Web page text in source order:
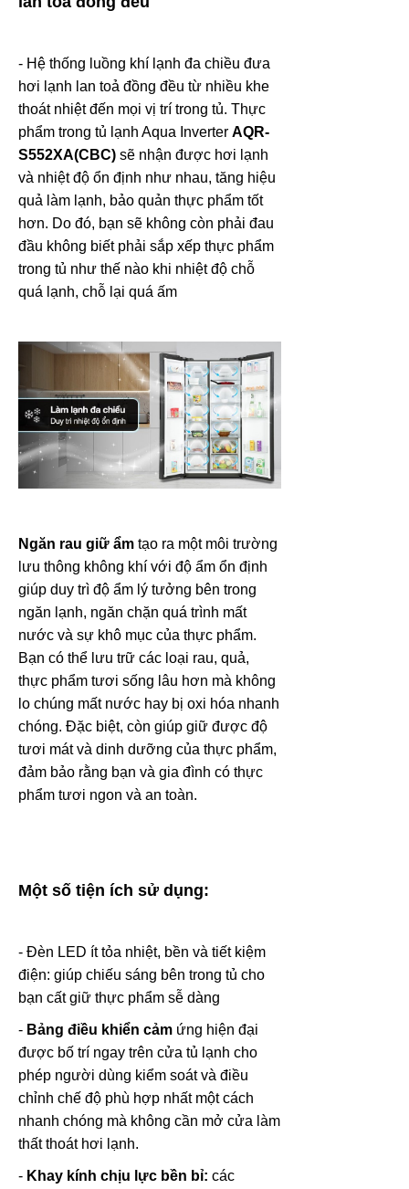
- Hệ thống luồng khí lạnh đa chiều đưa
hơi lạnh lan toả đồng đều từ nhiều khe
thoát nhiệt đến mọi vị trí trong tủ. Thực
phẩm trong tủ lạnh Aqua Inverter AQR-
S552XA(CBC) sẽ nhận được hơi lạnh
và nhiệt độ ổn định như nhau, tăng hiệu
quả làm lạnh, bảo quản thực phẩm tốt
hơn. Do đó, bạn sẽ không còn phải đau
đầu không biết phải sắp xếp thực phẩm
trong tủ như thế nào khi nhiệt độ chỗ
quá lạnh, chỗ lại quá ấm
Ngăn rau giữ ẩm tạo ra một môi trường
lưu thông không khí với độ ẩm ổn định
giúp duy trì độ ẩm lý tưởng bên trong
ngăn lạnh, ngăn chặn quá trình mất
nước và sự khô mục của thực phẩm.
Bạn có thể lưu trữ các loại rau, quả,
thực phẩm tươi sống lâu hơn mà không
lo chúng mất nước hay bị oxi hóa nhanh
chóng. Đặc biệt, còn giúp giữ được độ
tươi mát và dinh dưỡng của thực phẩm,
đảm bảo rằng bạn và gia đình có thực
phẩm tươi ngon và an toàn.
Một số tiện ích sử dụng:
- Đèn LED ít tỏa nhiệt, bền và tiết kiệm
điện: giúp chiếu sáng bên trong tủ cho
bạn cất giữ thực phẩm sễ dàng
- Bảng điều khiển cảm ứng hiện đại
được bố trí ngay trên cửa tủ lạnh cho
phép người dùng kiểm soát và điều
chỉnh chế độ phù hợp nhất một cách
nhanh chóng mà không cần mở cửa làm
thất thoát hơi lạnh.
- Khay kính chịu lực bền bỉ: các